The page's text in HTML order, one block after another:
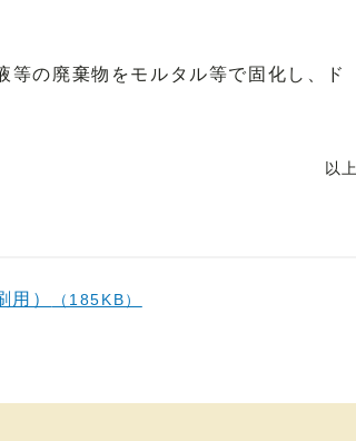
の廃棄物をモルタル等で固化し、ド
以上
） （185KB）